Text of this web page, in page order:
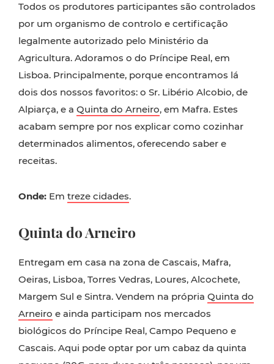
Todos os produtores participantes são controlados
por um organismo de controlo e certificação
legalmente autorizado pelo Ministério da
Agricultura. Adoramos o do Príncipe Real, em
Lisboa. Principalmente, porque encontramos lá
dois dos nossos favoritos: o Sr. Libério Alcobio, de
Alpiarça, e a Quinta do Arneiro, em Mafra. Estes
acabam sempre por nos explicar como cozinhar
determinados alimentos, oferecendo saber e
receitas.
Onde: Em treze cidades.
Quinta do Arneiro
Entregam em casa na zona de Cascais, Mafra,
Oeiras, Lisboa, Torres Vedras, Loures, Alcochete,
Margem Sul e Sintra. Vendem na própria Quinta do
Arneiro e ainda participam nos mercados
biológicos do Príncipe Real, Campo Pequeno e
Cascais. Aqui pode optar por um cabaz da quinta